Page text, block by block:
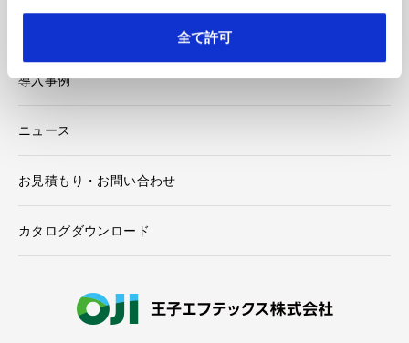
全て許可
導入事例
ニュース
お見積もり・お問い合わせ
カタログダウンロード